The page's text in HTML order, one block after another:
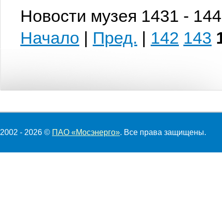
Новости музея 1431 -
Начало | Пред. | 142 143
2002 - 2026 © ПАО «Мосэнерго». Все права защищены.